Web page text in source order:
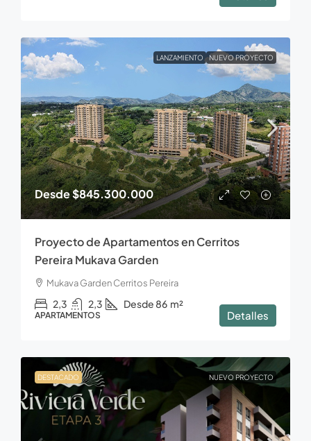
LANZAMIENTO NUEVO PROYECTO
Desde$845.300.000
Proyecto de Apartamentos en Cerritos
Pereira Mukava Garden
Mukava Garden Cerritos Pereira
2,3 2,3 Desde 86 m²
APARTAMENTOS Detalles
DESTACADO NUEVO PROYECTO